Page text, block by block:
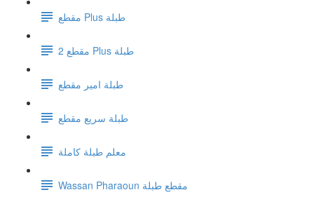
مقطع Plus طبلة
مقطع 2 Plus طبلة
طبلة امير مقطع
طبلة سريع مقطع
معلم طبلة كاملة
Wassan Pharaoun مقطع طبلة